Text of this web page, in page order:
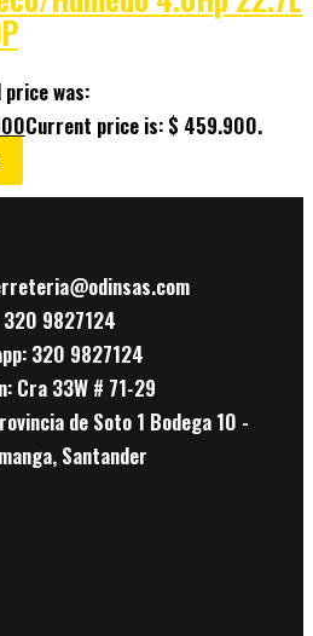
was:
Current price is: $ 459.900.
320 9827124
320 9827124
Cra 33W # 71-29
de Soto 1 Bodega 10 -
Santander